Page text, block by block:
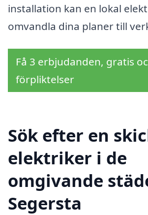
installation kan en lokal
omvandla dina planer till
Få 3 erbjudanden, gratis
förpliktelser
Sök efter en
elektriker i de
omgivande
Segersta